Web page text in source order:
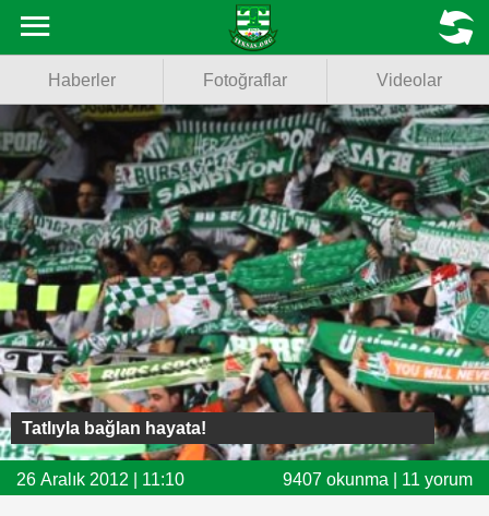
Fotoğraflar
Videolar
Basketbol
Voleybol
Puan Durumu
Fikstür
Facebook
Twitter
MENU
Haberler Fotoğraflar Videolar
Tatlıyla bağlan hayata!
26 Aralık 2012 | 11:10 9407 okunma | 11 yorum